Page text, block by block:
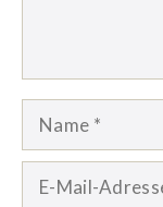
Name